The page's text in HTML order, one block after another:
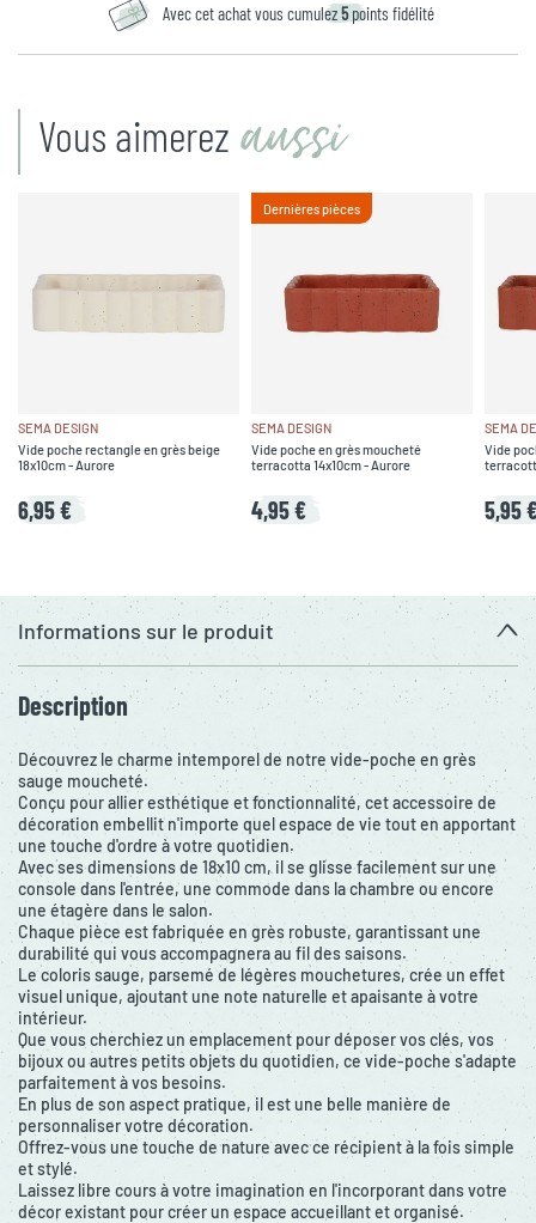
Avec cet achat vous cumulez5 points fidélité
Vous aimerez aussi
SEMA DESIGN
Vide poche rectangle en grès beige
18x10cm - Aurore
6,95 €
Dernières pièces
SEMA DESIGN
Vide poche en grès moucheté
terracotta 14x10cm - Aurore
4,95 €
SEMA
Vide
5,95
Informations sur le produit
Description
Découvrez le charme intemporel de notre vide-poche en grès
sauge moucheté.
Conçu pour allier esthétique et fonctionnalité, cet accessoire de
décoration embellit n'importe quel espace de vie tout en apportant
une touche d'ordre à votre quotidien.
Avec ses dimensions de 18x10 cm, il se glisse facilement sur une
console dans l'entrée, une commode dans la chambre ou encore
une étagère dans le salon.
Chaque pièce est fabriquée en grès robuste, garantissant une
durabilité qui vous accompagnera au fil des saisons.
Le coloris sauge, parsemé de légères mouchetures, crée un effet
visuel unique, ajoutant une note naturelle et apaisante à votre
intérieur.
Que vous cherchiez un emplacement pour déposer vos clés, vos
bijoux ou autres petits objets du quotidien, ce vide-poche s'adapte
parfaitement à vos besoins.
En plus de son aspect pratique, il est une belle manière de
personnaliser votre décoration.
Offrez-vous une touche de nature avec ce récipient à la fois simple
et stylé.
Laissez libre cours à votre imagination en l'incorporant dans votre
décor existant pour créer un espace accueillant et organisé.